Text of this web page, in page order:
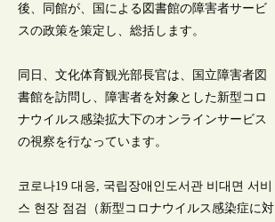
後、同館が、国による図書館の障害者サービ
スの政策を策定し、総括します。
同日、文化体育観光部長官は、国立障害者図
書館を訪問し、障害者を対象とした新型コロ
ナウイルス感染拡大下のオンラインサービス
の視察を行なっています。
코로나19 대응, 국립장애인도서관 비대면 서비
스 현장 점검（新型コロナウイルス感染症に対